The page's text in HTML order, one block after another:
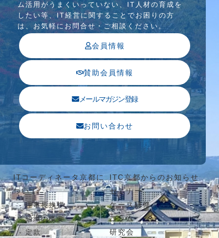
ム活⽤がうまくいっていない、IT⼈材の育成を
したい等、IT経営に関することでお困りの⽅
は、お気軽にお問合せ・ご相談ください。
会員情報
賛助会員情報
メールマガジン登録
お問い合わせ
ITコーディネータ京都に
ついて
理事長挨拶
組織の概要
定款
ITC京都からのお知らせ
セミナー
ケース研修
コラム
研究会